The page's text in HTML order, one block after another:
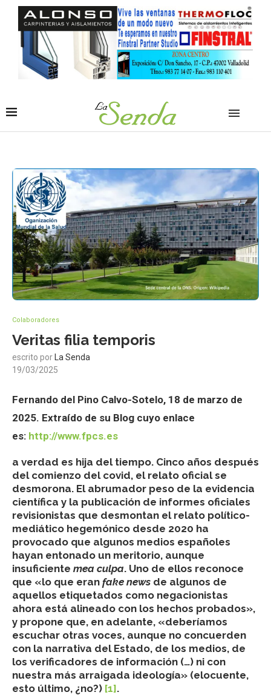
Colaboradores
Veritas filia temporis
escrito porLa Senda
19/03/2025
Fernando del Pino Calvo-Sotelo, 18 de marzo de
2025. Extraído de su Blog cuyo enlace
es: http://www.fpcs.es
a verdad es hija del tiempo. Cinco años después
del comienzo del covid, el relato oficial se
desmorona. El abrumador peso de la evidencia
científica y la publicación de informes oficiales
revisionistas que desmontan el relato político-
mediático hegemónico desde 2020 ha
provocado que algunos medios españoles
hayan entonado un meritorio, aunque
insuficiente mea culpa. Uno de ellos reconoce
que «lo que eran fake news de algunos de
aquellos etiquetados como negacionistas
ahora está alineado con los hechos probados»,
y propone que, en adelante, «deberíamos
escuchar otras voces, aunque no concuerden
con la narrativa del Estado, de los medios, de
los verificadores de información (…) ni con
nuestra más arraigada ideología» (elocuente,
esto último, ¿no?) [1].